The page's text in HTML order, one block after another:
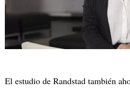
El estudio de Randstad también